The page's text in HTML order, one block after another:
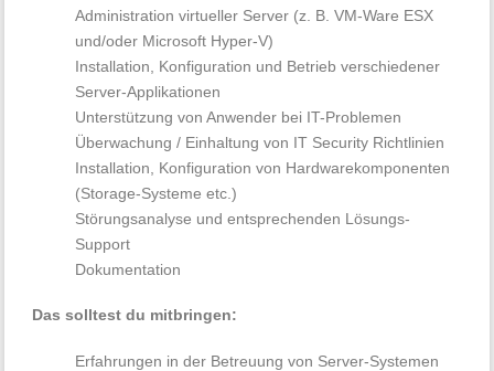
Administration virtueller Server (z. B. VM-Ware ESX
und/oder Microsoft Hyper-V)
Installation, Konfiguration und Betrieb verschiedener
Server-Applikationen
Unterstützung von Anwender bei IT-Problemen
Überwachung / Einhaltung von IT Security Richtlinien
Installation, Konfiguration von Hardwarekomponenten
(Storage-Systeme etc.)
Störungsanalyse und entsprechenden Lösungs-
Support
Dokumentation
Das solltest du mitbringen:
Erfahrungen in der Betreuung von Server-Systemen